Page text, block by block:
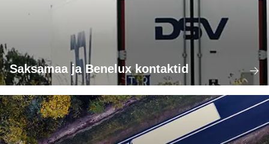
Saksamaa ja Benelux kontaktid